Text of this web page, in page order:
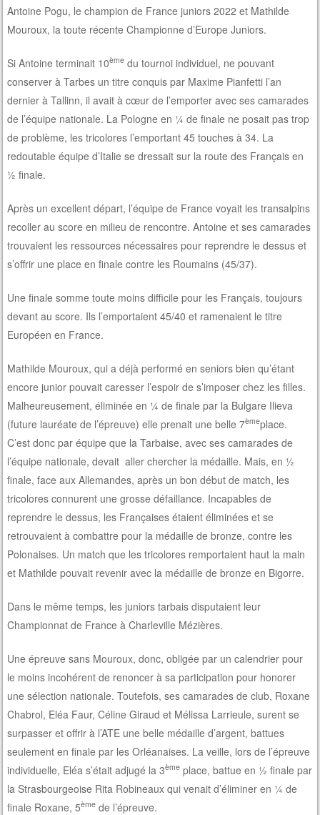
Antoine Pogu, le champion de France juniors 2022 et Mathilde
Mouroux, la toute récente Championne d’Europe Juniors.
Si Antoine terminait 10ème du tournoi individuel, ne pouvant
conserver à Tarbes un titre conquis par Maxime Pianfetti l’an
dernier à Tallinn, il avait à cœur de l’emporter avec ses camarades
de l’équipe nationale. La Pologne en ¼ de finale ne posait pas trop
de problème, les tricolores l’emportant 45 touches à 34. La
redoutable équipe d’Italie se dressait sur la route des Français en
½ finale.
Après un excellent départ, l’équipe de France voyait les transalpins
recoller au score en milieu de rencontre. Antoine et ses camarades
trouvaient les ressources nécessaires pour reprendre le dessus et
s’offrir une place en finale contre les Roumains (45/37).
Une finale somme toute moins difficile pour les Français, toujours
devant au score. Ils l’emportaient 45/40 et ramenaient le titre
Européen en France.
Mathilde Mouroux, qui a déjà performé en seniors bien qu’étant
encore junior pouvait caresser l’espoir de s’imposer chez les filles.
Malheureusement, éliminée en ¼ de finale par la Bulgare Ilieva
(future lauréate de l’épreuve) elle prenait une belle 7èmeplace.
C’est donc par équipe que la Tarbaise, avec ses camarades de
l’équipe nationale, devait aller chercher la médaille. Mais, en ½
finale, face aux Allemandes, après un bon début de match, les
tricolores connurent une grosse défaillance. Incapables de
reprendre le dessus, les Françaises étaient éliminées et se
retrouvaient à combattre pour la médaille de bronze, contre les
Polonaises. Un match que les tricolores remportaient haut la main
et Mathilde pouvait revenir avec la médaille de bronze en Bigorre.
Dans le même temps, les juniors tarbais disputaient leur
Championnat de France à Charleville Mézières.
Une épreuve sans Mouroux, donc, obligée par un calendrier pour
le moins incohérent de renoncer à sa participation pour honorer
une sélection nationale. Toutefois, ses camarades de club, Roxane
Chabrol, Eléa Faur, Céline Giraud et Mélissa Larrieule, surent se
surpasser et offrir à l’ATE une belle médaille d’argent, battues
seulement en finale par les Orléanaises. La veille, lors de l’épreuve
individuelle, Eléa s’était adjugé la 3ème place, battue en ½ finale par
la Strasbourgeoise Rita Robineaux qui venait d’éliminer en ¼ de
finale Roxane, 5ème de l’épreuve.